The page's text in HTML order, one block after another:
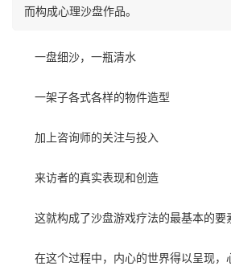
而构成心理沙盘作品。
一盘细沙，一瓶清水
一架子各式各样的物件造型
加上咨询师的关注与投入
来访者的真实表现和创造
这就构成了沙盘游戏疗法的最基本的要
在这个过程中，内心的世界得以呈现，